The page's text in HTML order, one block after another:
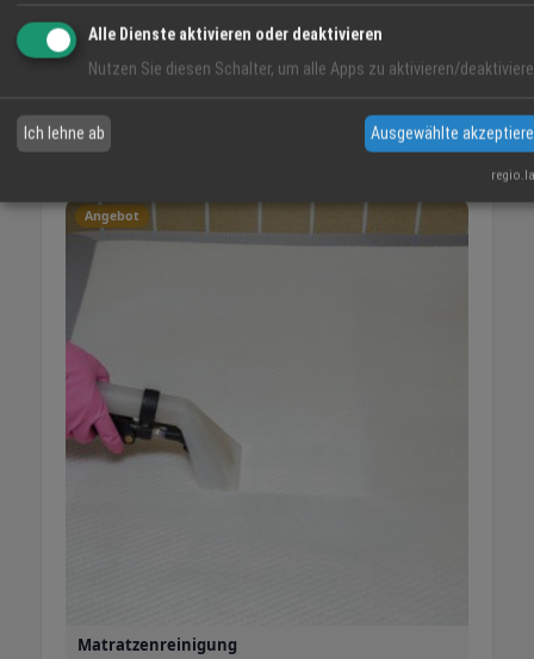
Umweltschutz
Angebot
Matratzenreinigung
Alle Dienste aktivieren oder deaktivieren
Nutzen Sie diesen Schalter, um alle Apps zu aktivieren/
Ich lehne ab Ausgewählte